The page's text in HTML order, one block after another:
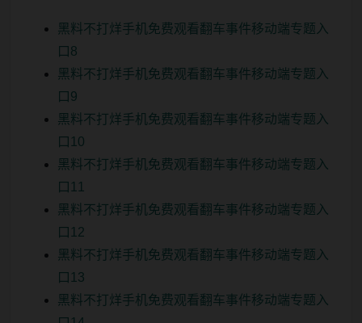
黑料不打烊手机免费观看翻车事件移动端专题入
口8
黑料不打烊手机免费观看翻车事件移动端专题入
口9
黑料不打烊手机免费观看翻车事件移动端专题入
口10
黑料不打烊手机免费观看翻车事件移动端专题入
口11
黑料不打烊手机免费观看翻车事件移动端专题入
口12
黑料不打烊手机免费观看翻车事件移动端专题入
口13
黑料不打烊手机免费观看翻车事件移动端专题入